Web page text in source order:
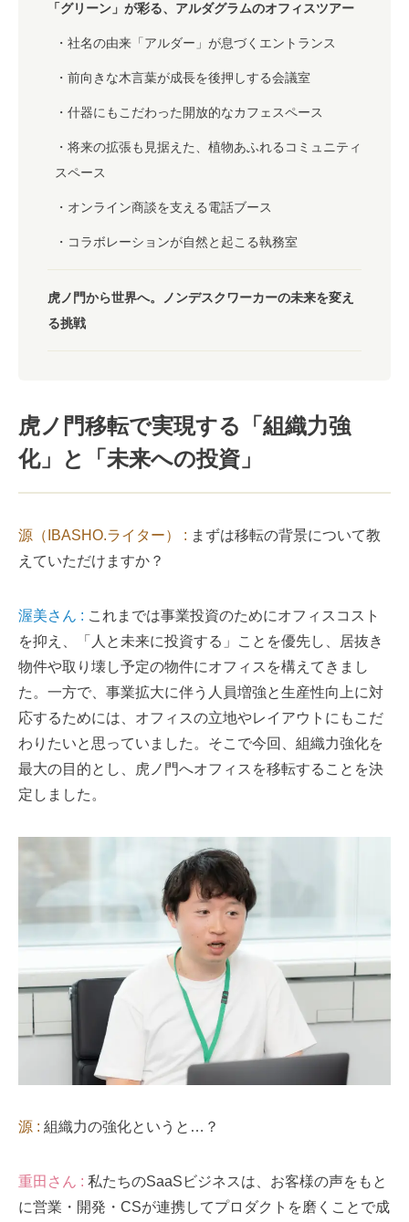
「グリーン」が彩る、アルダグラムのオフィスツアー
社名の由来「アルダー」が息づくエントランス
前向きな木言葉が成長を後押しする会議室
什器にもこだわった開放的なカフェスペース
将来の拡張も見据えた、植物あふれるコミュニティ
スペース
オンライン商談を支える電話ブース
コラボレーションが自然と起こる執務室
虎ノ門から世界へ。ノンデスクワーカーの未来を変え
る挑戦
虎ノ門移転で実現する「組織力強
化」と「未来への投資」
源（IBASHO.ライター） : まずは移転の背景について教
えていただけますか？
渥美さん : これまでは事業投資のためにオフィスコスト
を抑え、「人と未来に投資する」ことを優先し、居抜き
物件や取り壊し予定の物件にオフィスを構えてきまし
た。一方で、事業拡大に伴う人員増強と生産性向上に対
応するためには、オフィスの立地やレイアウトにもこだ
わりたいと思っていました。そこで今回、組織力強化を
最大の目的とし、虎ノ門へオフィスを移転することを決
定しました。
源 : 組織力の強化というと…？
重田さん : 私たちのSaaSビジネスは、お客様の声をもと
に営業・開発・CSが連携してプロダクトを磨くことで成